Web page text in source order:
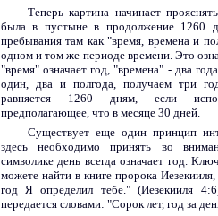
Теперь картина начинает
была в пустыне в продолжение 1260
пребывания там как "время, времена и
одном и том же периоде времени. Это
"время" означает год, "времена" - два
один, два и полгода, получаем три
равняется 1260 дням, если
предполагающее, что в месяце 30 дней.
Существует еще один принцип
здесь необходимо принять во
символике день всегда означает год.
можете найти в книге пророка Иезекииля,
год Я определил тебе." (Иезекииля
передается словами: "Сорок лет, год за